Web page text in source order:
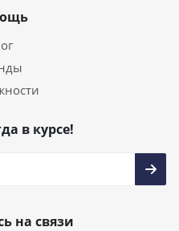
в курсе!
на связи